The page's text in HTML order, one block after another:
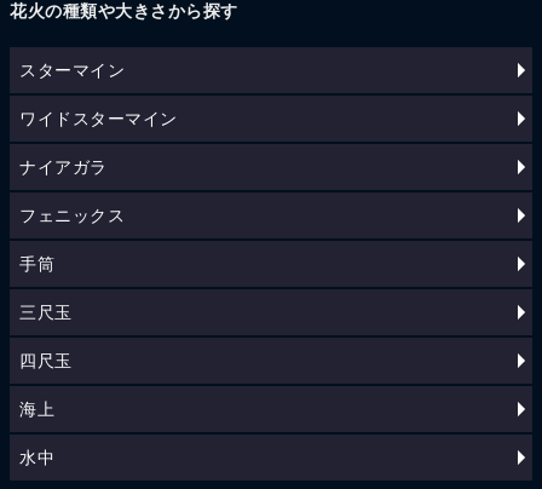
花火の種類や大きさから探す
スターマイン
ワイドスターマイン
ナイアガラ
フェニックス
手筒
三尺玉
四尺玉
海上
水中